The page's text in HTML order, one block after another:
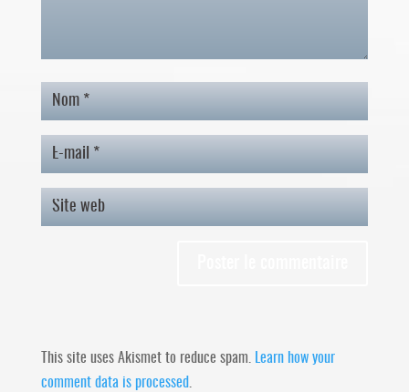
This site uses Akismet to reduce spam.
Learn how your
comment data is processed